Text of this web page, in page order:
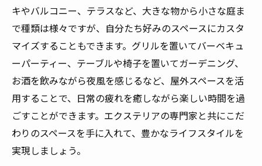
キやバルコニー、テラスなど、大きな物から小さな庭ま
で種類は様々ですが、自分たち好みのスペースにカスタ
マイズすることもできます。グリルを置いてバーベキュ
ーパーティー、テーブルや椅子を置いてガーデニング、
お酒を飲みながら夜風を感じるなど、屋外スペースを活
用することで、日常の疲れを癒しながら楽しい時間を過
ごすことができます。エクステリアの専門家と共にこだ
わりのスペースを手に入れて、豊かなライフスタイルを
実現しましょう。